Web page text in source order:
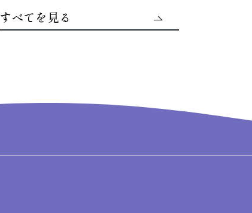
すべてを見る